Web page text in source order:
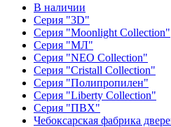
В наличии
Серия "3D"
Серия "Moonlight Collection"
Серия "МЛ"
Серия "NEO Collection"
Серия "Cristall Collection"
Серия "Полипропилен"
Серия "Liberty Collection"
Серия "ПВХ"
Чебоксарская фабрика